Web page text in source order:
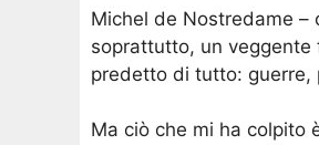
Michel de Nostredame –
soprattutto, un veggente
predetto di tutto: guerre,
Ma ciò che mi ha colpito